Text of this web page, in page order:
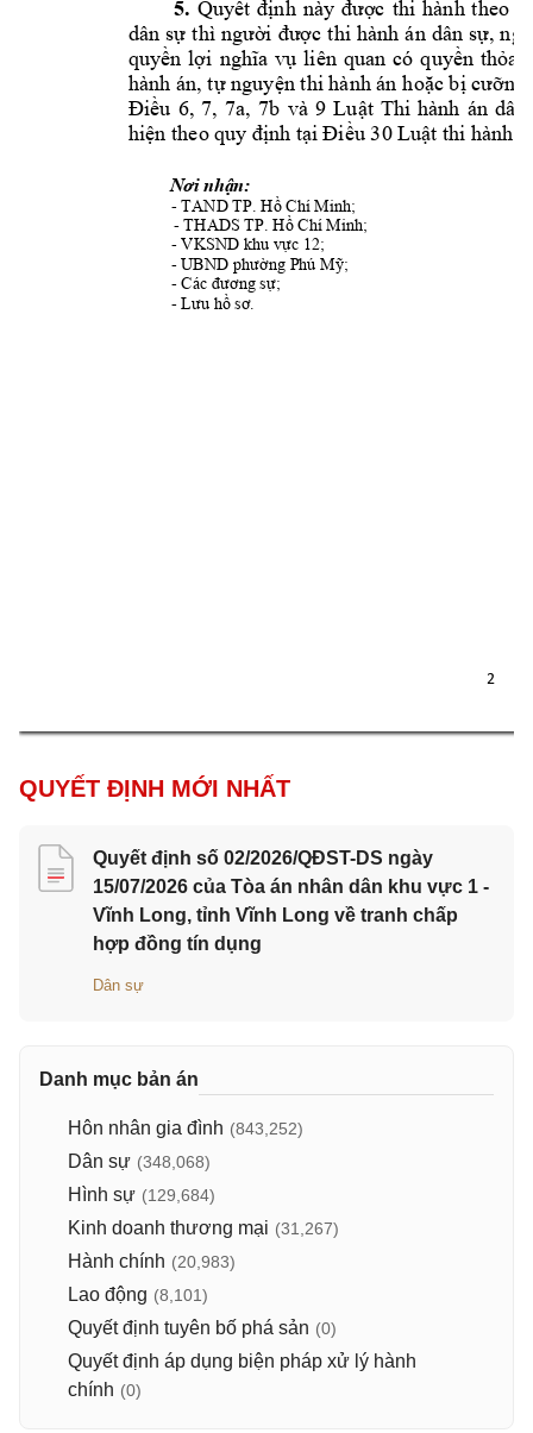
2
5.       
         
        

           

Nơi
          -

- 
          -

          -

          -

          -

QUYẾT ĐỊNH MỚI NHẤT
Quyết định số 02/2026/QĐST-DS ngày
15/07/2026 của Tòa án nhân dân khu vực 1 -
Vĩnh Long, tỉnh Vĩnh Long về tranh chấp
hợp đồng tín dụng
Dân sự
Danh mục bản án
Hôn nhân gia đình (843,252)
Dân sự (348,068)
Hình sự (129,684)
Kinh doanh thương mại (31,267)
Hành chính (20,983)
Lao động (8,101)
Quyết định tuyên bố phá sản (0)
Quyết định áp dụng biện pháp xử lý hành
chính (0)